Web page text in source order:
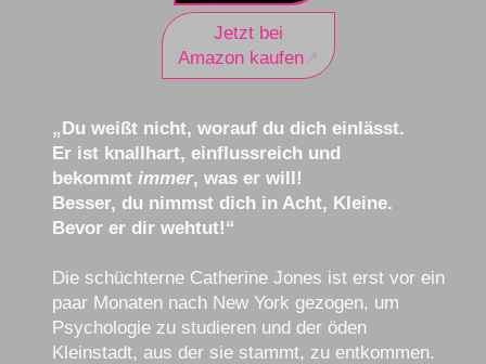
Jetzt bei
Amazon kaufen
„Du weißt nicht, worauf du dich einlässt.
Er ist knallhart, einflussreich und
bekommtimmer, was er will!
Besser, du nimmst dich in Acht, Kleine.
Bevor er dir wehtut!“
Die schüchterne Catherine Jones ist erst vor ein
paar Monaten nach New York gezogen, um
Psychologie zu studieren und der öden
Kleinstadt, aus der sie stammt, zu entkommen.